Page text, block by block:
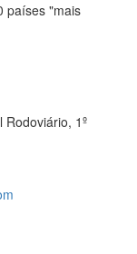
países "mais
Rodoviário, 1º